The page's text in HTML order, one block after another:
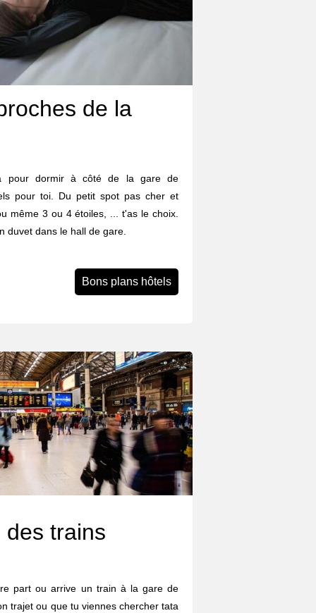
de la
pour dormir à côté de la gare de
pour toi. Du petit spot pas cher et
même 3 ou 4 étoiles, ... t'as le choix.
duvet dans le hall de gare.
Bons plans hôtels
trains
part ou arrive un train à la gare de
trajet ou que tu viennes chercher tata